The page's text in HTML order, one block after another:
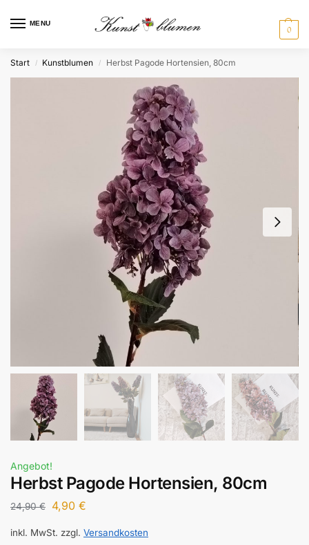
MENU
0
Start / Kunstblumen / Herbst Pagode Hortensien, 80cm
Angebot!
Herbst Pagode Hortensien, 80cm
24,90€ 4,90 €
inkl. MwSt. zzgl. Versandkosten